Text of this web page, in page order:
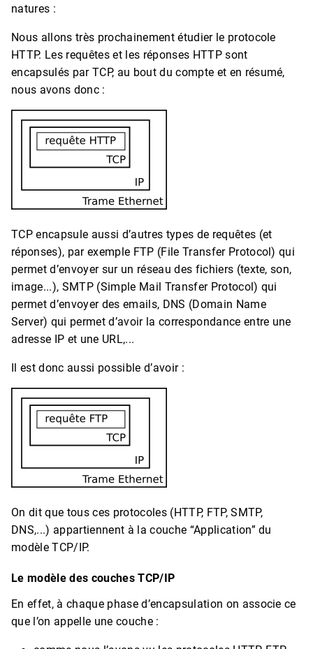
natures :
Nous allons très prochainement étudier le protocole
HTTP. Les requêtes et les réponses HTTP sont
encapsulés par TCP, au bout du compte et en résumé,
nous avons donc :
TCP encapsule aussi d’autres types de requêtes (et
réponses), par exemple FTP (File Transfer Protocol) qui
permet d’envoyer sur un réseau des fichiers (texte, son,
image...), SMTP (Simple Mail Transfer Protocol) qui
permet d’envoyer des emails, DNS (Domain Name
Server) qui permet d’avoir la correspondance entre une
adresse IP et une URL,...
Il est donc aussi possible d’avoir :
On dit que tous ces protocoles (HTTP, FTP, SMTP,
DNS,...) appartiennent à la couche “Application” du
modèle TCP/IP.
Le modèle des couches TCP/IP
En effet, à chaque phase d’encapsulation on associe ce
que l’on appelle une couche :